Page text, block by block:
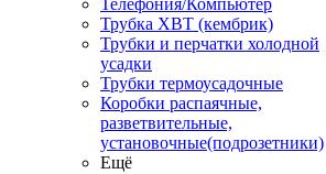
Телефония/Компьютер
Трубка ХВТ (кембрик)
Трубки и перчатки холодной
усадки
Трубки термоусадочные
Коробки распаячные,
разветвительные,
установочные(подрозетники)
Ещё